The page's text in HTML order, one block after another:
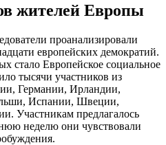
жителей Европы
проанализировали
европейских демократий.
стало Европейское социальное
тысячи участников из
Германии, Ирландии,
Испании, Швеции,
Участникам предлагалось
неделю они чувствовали